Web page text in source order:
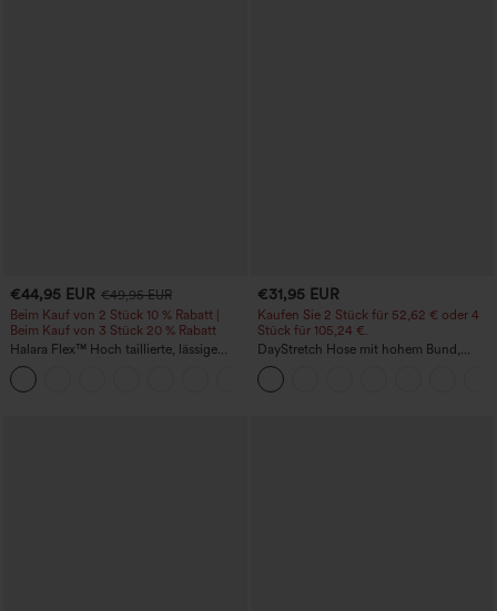
€44,95 EUR €49,95 EUR
Beim Kauf von 2 Stück 10 % Rabatt |
Beim Kauf von 3 Stück 20 % Rabatt
Halara Flex™ Hoch taillierte, lässige
Jeans mit Taschen, umgekrempeltem
Saum, weitem Bein und verwaschenem
Finish
€31,95 EUR
Kaufen Sie 2 Stück für 52,62 € oder 4
Stück für 105,24 €.
DayStretch Hose mit hohem Bund,
Barrel-Leg und Taschen